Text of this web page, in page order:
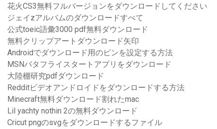
花火CS3無料フルバージョンをダウンロードしてください
ジェイzアルバムのダウンロードすべて
公式toeic語彙3000 pdf無料ダウンロード
無料クリップアートダウンロード矢印
Androidでダウンロード用のピンを設定する方法
MSNバタフライスタートアプリをダウンロード
大陸棚研究pdfダウンロード
Redditビデオアンドロイドをダウンロードする方法
Minecraft無料ダウンロード割れたmac
Lil yachty nothin 2の無料ダウンロード
Cricut pngのsvgをダウンロードするファイル